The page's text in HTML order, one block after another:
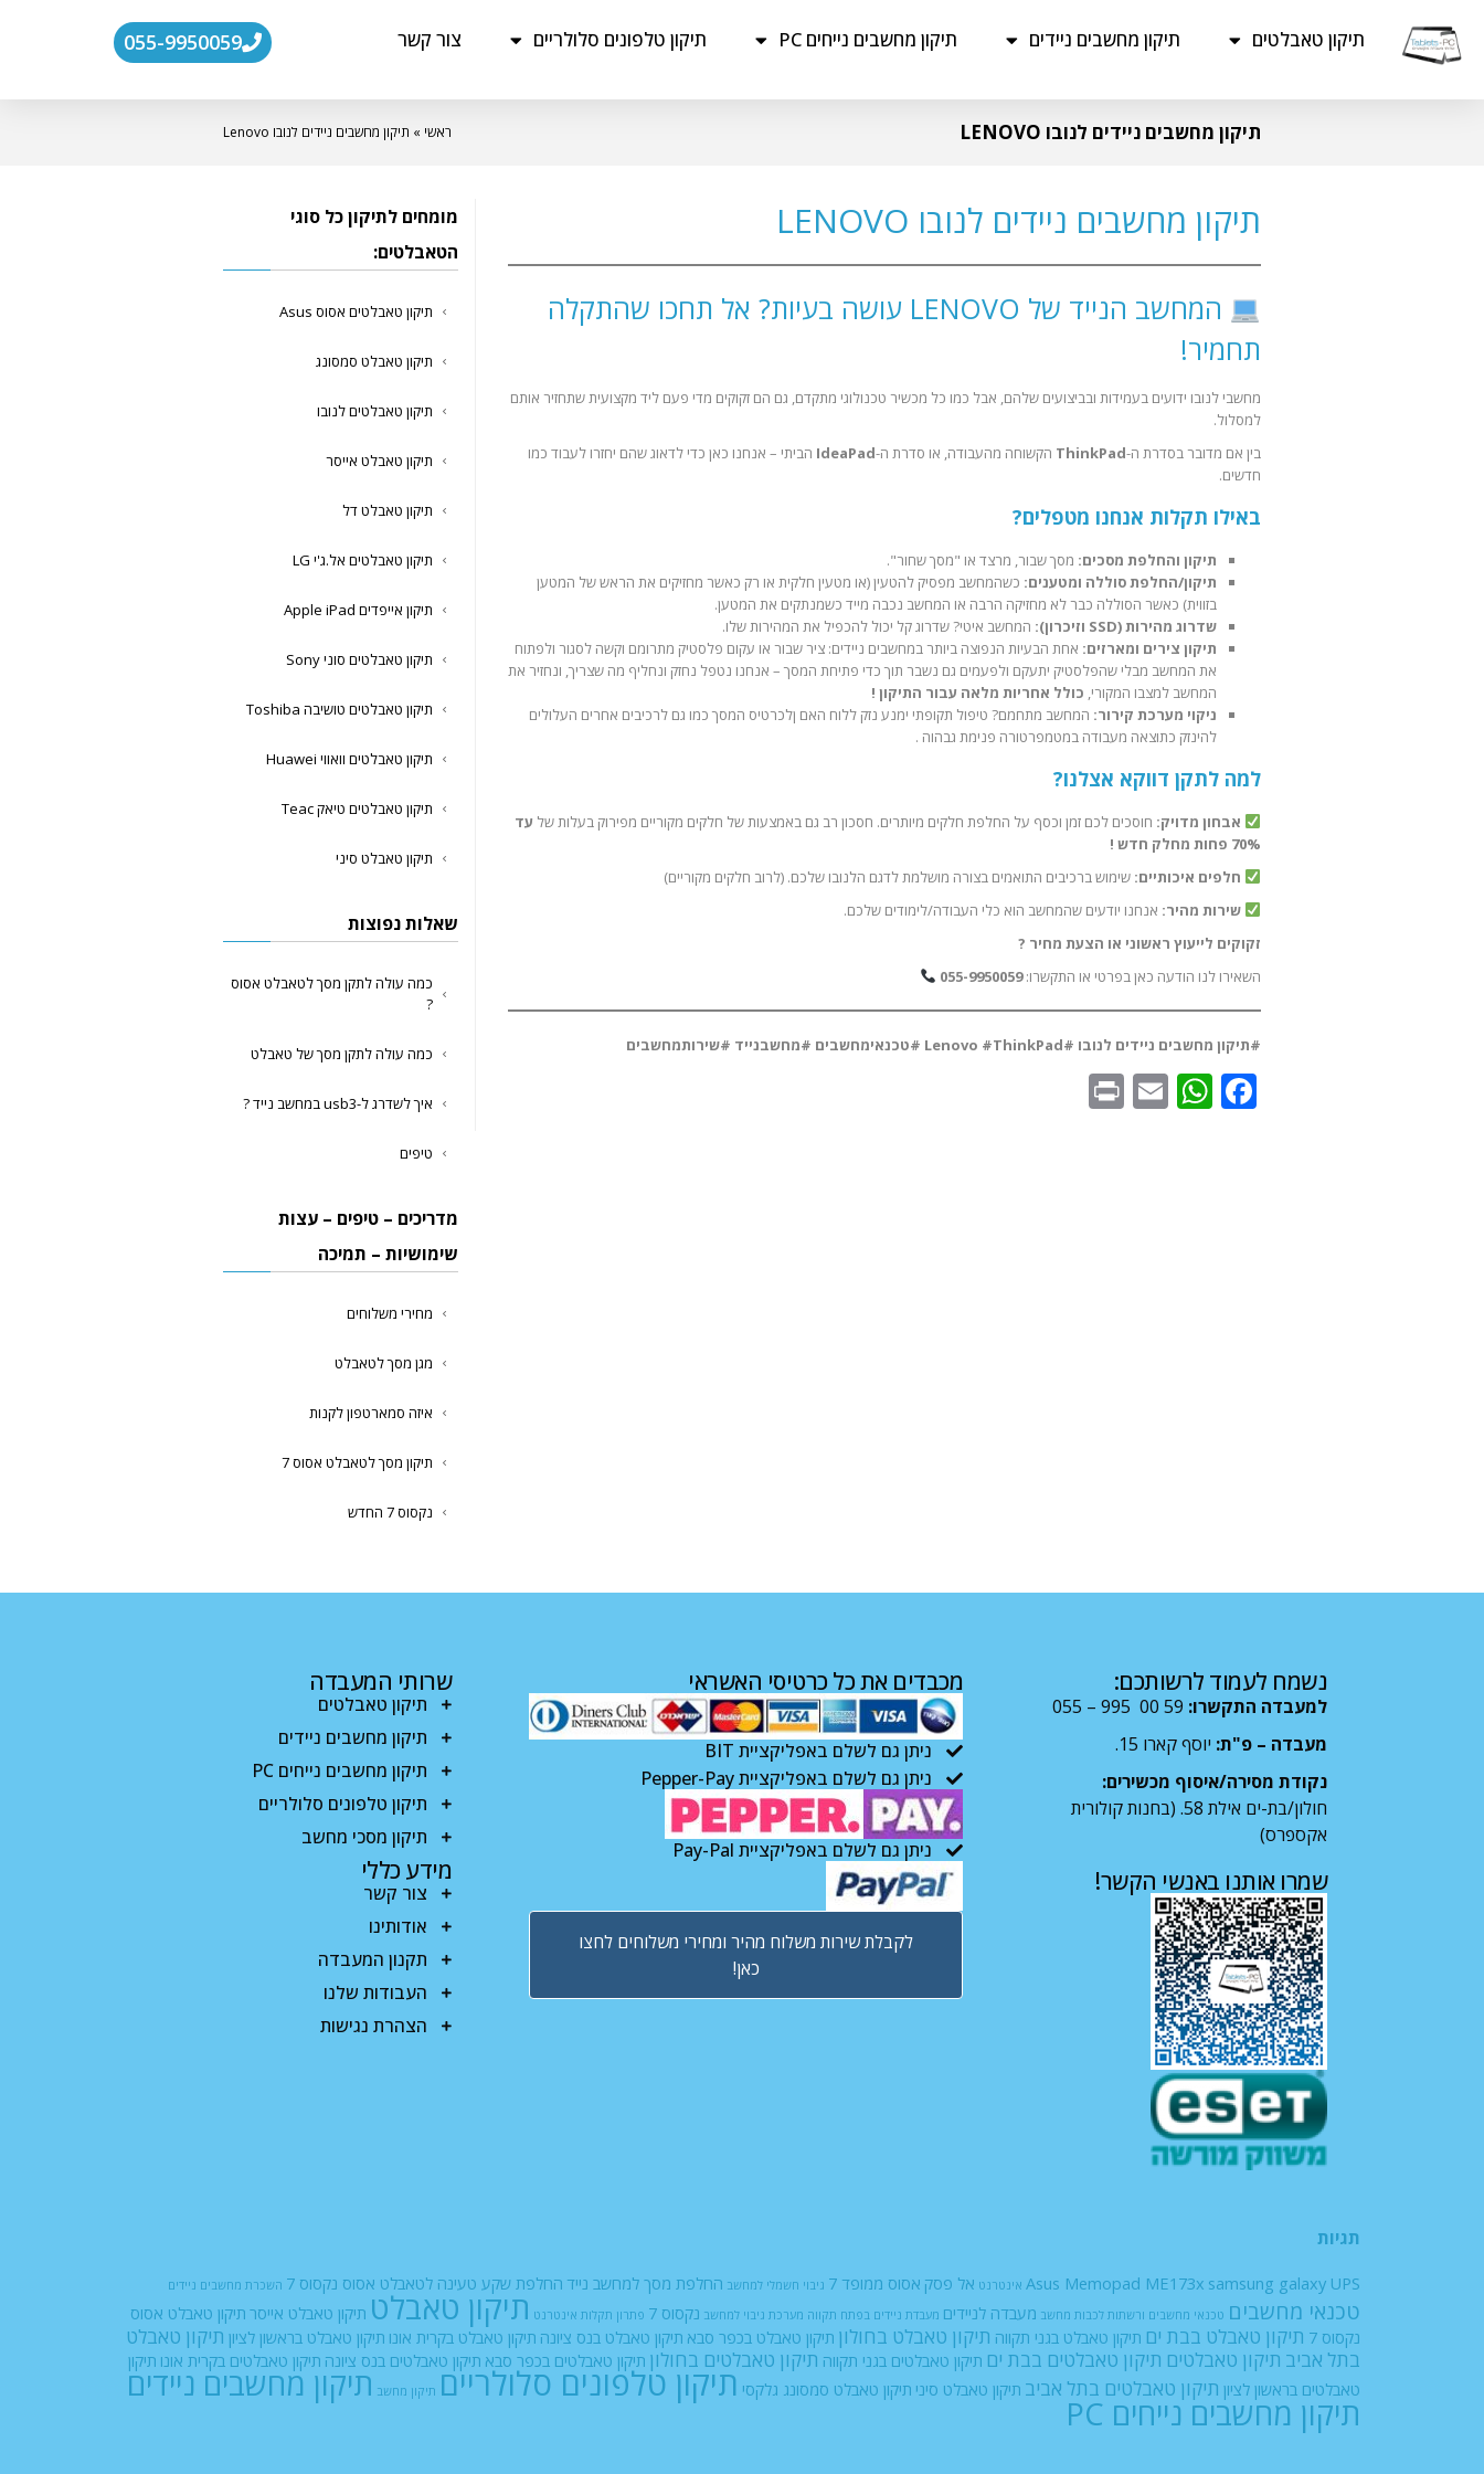
תיקון טאבלטים תיקון מחשבים ניידים תיקון מחשבים נייחים PC תיקון טלפונים סלולריים צור קשר 055-9950059
תיקון מחשבים ניידים לנובו LENOVO ראשי » תיקון מחשבים ניידים לנובו Lenovo
תיקון מחשבים ניידים לנובו LENOVO
המחשב הנייד של LENOVO עושה בעיות? אל תחכו שהתקלה
תחמיר!
מחשבי לנובו ידועים בעמידות ובביצועים שלהם, אבל כמו כל מכשיר טכנולוגי מתקדם, גם הם זקוקים מדי פעם ליד מקצועית שתחזיר אותם
למסלול.
בין אם מדובר בסדרת ה-ThinkPad הקשוחה מהעבודה, או סדרת ה-IdeaPad הביתי – אנחנו כאן כדי לדאוג שהם יחזרו לעבוד כמו
חדשים.
באילו תקלות אנחנו מטפלים?
תיקון והחלפת מסכים: מסך שבור, מרצד או "מסך שחור".
תיקון/החלפת סוללה ומטענים: כשהמחשב מפסיק להטעין (או מטעין חלקית או רק כאשר מחזיקים את הראש של המטען
בזווית) כאשר הסוללה כבר לא מחזיקה הרבה או המחשב נכבה מייד כשמנתקים את המטען.
שדרוג מהירות (SSD וזיכרון):
המחשב איטי? שדרוג קל יכול להכפיל את המהירות שלו.
תיקון צירים ומארזים: אחת הבעיות הנפוצה ביותר במחשבים ניידים: ציר שבור או עקום פלסטיק מתרומם וקשה לסגור ולפתוח
את המחשב מבלי שהפלסטיק יתעקם ולפעמים גם נשבר תוך כדי פתיחת המסך – אנחנו נטפל נחזק ונחליף מה שצריך, ונחזיר את
המחשב למצבו המקורי, כולל אחריות מלאה עבור התיקון !
ניקוי מערכת קירור: המחשב מתחמם? טיפול תקופתי ימנע נזק ללוח האם ןלכרטיס המסך כמו גם לרכיבים אחרים העלולים
להינזק כתוצאה מעבודה במטמפרטורה פנימת גבהוה .
למה לתקן דווקא אצלנו?
אבחון מדויק: חוסכים לכם זמן וכסף על החלפת חלקים מיותרים. חסכון רב גם באמצעות של חלקים מקוריים מפירוק בעלות של עד
70% פחות מחלק חדש !
חלפים איכותיים: שימוש ברכיבים התואמים בצורה מושלמת לדגם הלנובו שלכם. (לרוב חלקים מקוריים)
שירות מהיר: אנחנו יודעים שהמחשב הוא כלי העבודה/לימודים שלכם.
זקוקים לייעוץ ראשוני או הצעת מחיר ?
השאירו לנו הודעה כאן בפרטי או התקשרו:055-9950059
#תיקון מחשבים ניידים לנובו #Lenovo #ThinkPad #טכנאימחשבים #מחשבנייד #שירותמחשבים
Facebook
WhatsApp
Email
מומחים לתיקון כל סוגי
הטאבלטים:
תיקון טאבלטים אסוס Asus
תיקון טאבלט סמסונג
תיקון טאבלטים לנובו
תיקון טאבלט אייסר
תיקון טאבלט דל
תיקון טאבלטים אל.ג'י LG
תיקון אייפדים Apple iPad
תיקון טאבלטים סוני Sony
תיקון טאבלטים טושיבה Toshiba
תיקון טאבלטים וואווי Huawei
תיקון טאבלטים טיאק Teac
תיקון טאבלט סיני
שאלות נפוצות
כמה עולה לתקן מסך לטאבלט אסוס
?
כמה עולה לתקן מסך של טאבלט
איך לשדרג ל-usb3 במחשב נייד ?
טיפים
מדריכים – טיפים – עצות
שימושיות – תמיכה
מחירי משלוחים
מגן מסך לטאבלט
איזה סמארטפון לקנות
תיקון מסך לטאבלט אסוס 7
נקסוס 7 החדש
נשמח לעמוד לרשותכם:
למעבדה התקשרו: 59 00 995 – 055
מעבדה – פ"ת: יוסף קארו 15.
נקודת מסירה/איסוף מכשירים:
חולון/בת-ים אילת 58. (בחנות קולורית
אקספרס)
שמרו אותנו באנשי הקשר!
מכבדים את כל כרטיסי האשראי
ניתן גם לשלם באפליקציית BIT
ניתן גם לשלם באפליקציית Pepper-Pay
ניתן גם לשלם באפליקציית Pay-Pal
לקבלת שירות משלוח מהיר ומחירי משלוחים לחצו
כאן!
שרותי המעבדה
תיקון טאבלטים
תיקון מחשבים ניידים
תיקון מחשבים נייחים PC
תיקון טלפונים סלולריים
תיקון מסכי מחשב
מידע כללי
צור קשר
אודותינו
תקנון המעבדה
העבודות שלנו
הצהרת נגישות
תגיות
Asus Memopad ME173x samsung galaxy UPS אינטרנט אל פסק אסוס ממופד 7 גיבוי חשמלי למחשב החלפת מסך למחשב נייד החלפת שקע טעינה לטאבלט אסוס נקסוס 7 השכרת מחשבים ניידים
טכנאי מחשבים טכנאי מחשבים ורשתות לכבות מחשב מעבדה לניידים מעבדת ניידים בפתח תקווה מערכת גיבוי למחשב נקסוס 7 פתרון תקלות אינטרנט תיקון טאבלט תיקון טאבלט אייסר תיקון טאבלט אסוס
נקסוס 7
תיקון טאבלט בבת ים תיקון טאבלט בגני תקווה תיקון טאבלט בחולון תיקון טאבלט בכפר סבא תיקון טאבלט בנס ציונה תיקון טאבלט בקרית אונו תיקון טאבלט בראשון לציון תיקון טאבלט
בתל אביב תיקון טאבלטים תיקון טאבלטים בבת ים תיקון טאבלטים בגני תקווה תיקון טאבלטים בחולון תיקון טאבלטים בכפר סבא תיקון טאבלטים בנס ציונה תיקון טאבלטים בקרית אונו תיקון
טאבלטים בראשון לציון תיקון טאבלטים בתל אביב תיקון טאבלט סיני תיקון טאבלט סמסונג גלקסי תיקון טלפונים סלולריים תיקון מחשב תיקון מחשבים ניידים
תיקון מחשבים נייחים PC